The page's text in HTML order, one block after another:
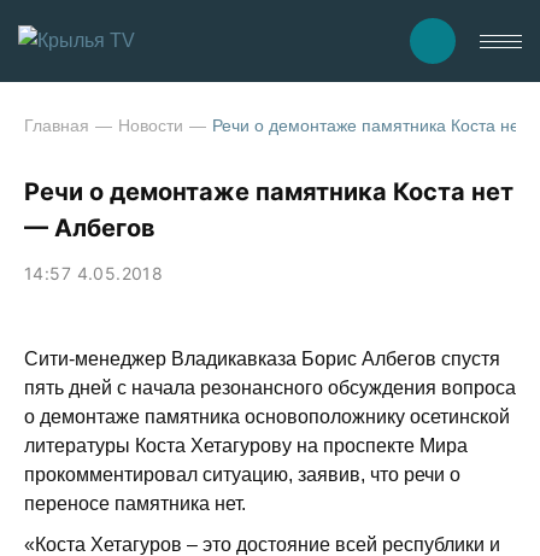
Главная Новости Речи о демонтаже памятника Коста нет
Речи о демонтаже памятника Коста нет
— Албегов
14:57 4.05.2018
Сити-менеджер Владикавказа Борис Албегов спустя
пять дней с начала резонансного обсуждения вопроса
о демонтаже памятника основоположнику осетинской
литературы Коста Хетагурову на проспекте Мира
прокомментировал ситуацию, заявив, что речи о
переносе памятника нет.
«Коста Хетагуров – это достояние всей республики и